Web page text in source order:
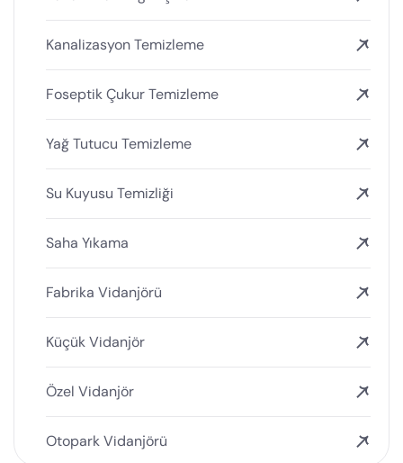
Kanalizasyon Temizleme
Foseptik Çukur Temizleme
Yağ Tutucu Temizleme
Su Kuyusu Temizliği
Saha Yıkama
Fabrika Vidanjörü
Küçük Vidanjör
Özel Vidanjör
Otopark Vidanjörü